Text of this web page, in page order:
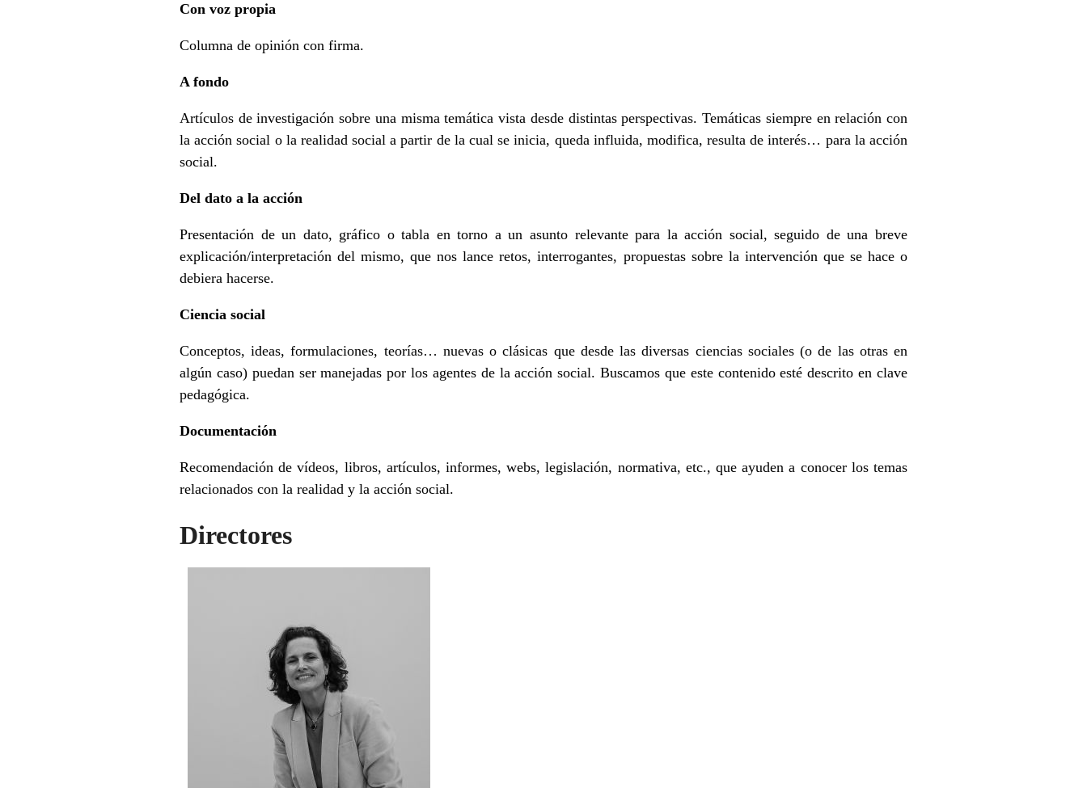
Con voz propia
Columna de opinión con firma.
A fondo
Artículos de investigación sobre una misma temática vista desde distintas perspectivas. Temáticas siempre en relación con
la acción social o la realidad social a partir de la cual se inicia, queda influida, modifica, resulta de interés… para la acción
social.
Del dato a la acción
Presentación de un dato, gráfico o tabla en torno a un asunto relevante para la acción social, seguido de una breve
explicación/interpretación del mismo, que nos lance retos, interrogantes, propuestas sobre la intervención que se hace o
debiera hacerse.
Ciencia social
Conceptos, ideas, formulaciones, teorías… nuevas o clásicas que desde las diversas ciencias sociales (o de las otras en
algún caso) puedan ser manejadas por los agentes de la acción social. Buscamos que este contenido esté descrito en clave
pedagógica.
Documentación
Recomendación de vídeos, libros, artículos, informes, webs, legislación, normativa, etc., que ayuden a conocer los temas
relacionados con la realidad y la acción social.
Directores